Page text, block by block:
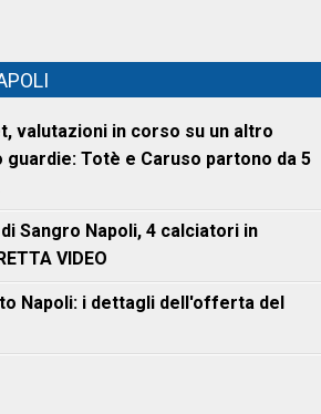
valutazioni in corso su un altro
Totè e Caruso partono da 5
Sangro Napoli, 4 calciatori in
VIDEO
Napoli: i dettagli dell'offerta del